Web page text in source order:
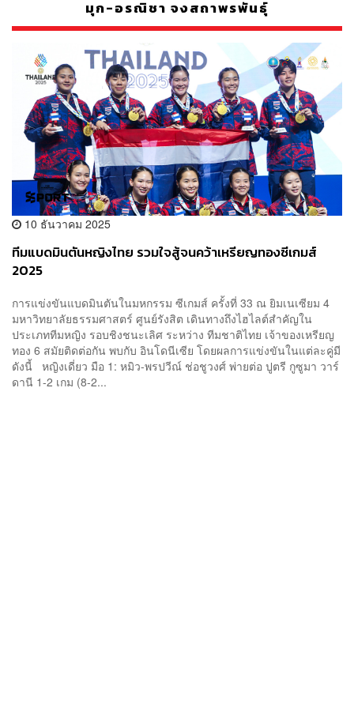
มุก-อรณิชา จงสถาพรพันธุ์
10 ธันวาคม 2025
ทีมแบดมินตันหญิงไทย รวมใจสู้จนคว้าเหรียญทองซีเกมส์
2025
การแข่งขันแบดมินตันในมหกรรม ซีเกมส์ ครั้งที่ 33 ณ ยิมเนเซียม 4
มหาวิทยาลัยธรรมศาสตร์ ศูนย์รังสิต เดินทางถึงไฮไลต์สำคัญใน
ประเภททีมหญิง รอบชิงชนะเลิศ ระหว่าง ทีมชาติไทย เจ้าของเหรียญ
ทอง 6 สมัยติดต่อกัน พบกับ อินโดนีเซีย โดยผลการแข่งขันในแต่ละคู่มี
ดังนี้ หญิงเดี่ยว มือ 1: หมิว-พรปวีณ์ ช่อชูวงศ์ พ่ายต่อ ปูตรี กูซูมา วาร์
ดานี 1-2 เกม (8-2...